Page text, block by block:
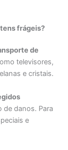
frágeis?
de
televisores,
e cristais.
de danos. Para
e